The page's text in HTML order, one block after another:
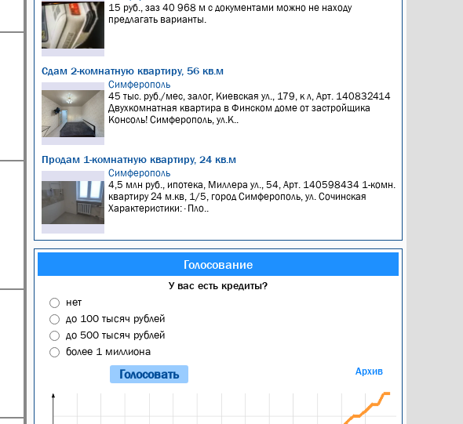
15 руб., заз 40 968 м с документами можно не находу
предлагать варианты.
Сдам 2-комнатную квартиру, 56 кв.м
Симферополь
45 тыс. руб./мес, залог, Киевская ул., 179, к л, Арт. 140832414
Двухкомнатная квартира в Финском доме от застройщика
Консоль! Симферополь, ул.К..
Продам 1-комнатную квартиру, 24 кв.м
Симферополь
4,5 млн руб., ипотека, Миллера ул., 54, Арт. 140598434 1-комн.
квартиру 24 м.кв, 1/5, город Симферополь, ул. Сочинская
Характеристики: · Пло..
Голосование
У вас есть кредиты?
нет
до 100 тысяч рублей
до 500 тысяч рублей
более 1 миллиона
Архив